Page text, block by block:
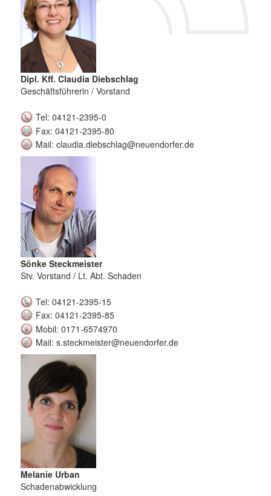
Dipl. Kff. Claudia Diebschlag
Geschäftsführerin / Vorstand
Tel: 04121-2395-0
Fax: 04121-2395-80
Mail: claudia.diebschlag@neuendorfer.de
Sönke Steckmeister
Stv. Vorstand / Lt. Abt. Schaden
Tel: 04121-2395-15
Fax: 04121-2395-85
Mobil: 0171-6574970
Mail: s.steckmeister@neuendorfer.de
Melanie Urban
Schadenabwicklung